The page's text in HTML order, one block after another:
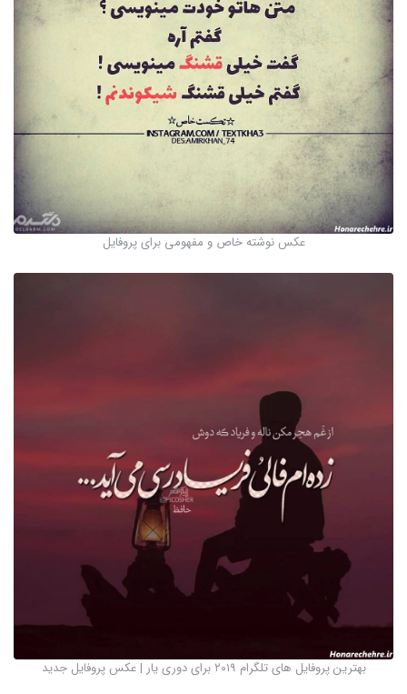
عکس نوشته خاص و مفهومی برای پروفایل
بهترین پروفایل های تلگرام ۲۰۱۹ برای دوری یار | عکس پروفایل جدید